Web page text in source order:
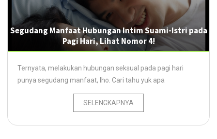
Segudang Manfaat Hubungan Intim Suami-Istri pada
Pagi Hari, Lihat Nomor 4!
Ternyata, melakukan hubungan seksual pada pagi hari
punya segudang manfaat, lho. Cari tahu yuk apa
SELENGKAPNYA